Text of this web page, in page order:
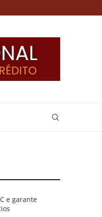
e garante